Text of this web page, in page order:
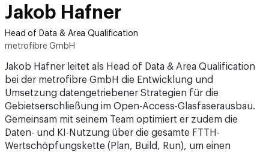
Jakob Hafner
Head of Data & Area Qualification
metrofibre GmbH
Jakob Hafner leitet als Head of Data & Area Qualification
bei der metrofibre GmbH die Entwicklung und
Umsetzung datengetriebener Strategien für die
Gebietserschließung im Open-Access-Glasfaserausbau.
Gemeinsam mit seinem Team optimiert er zudem die
Daten- und KI-Nutzung über die gesamte FTTH-
Wertschöpfungskette (Plan, Build, Run), um einen